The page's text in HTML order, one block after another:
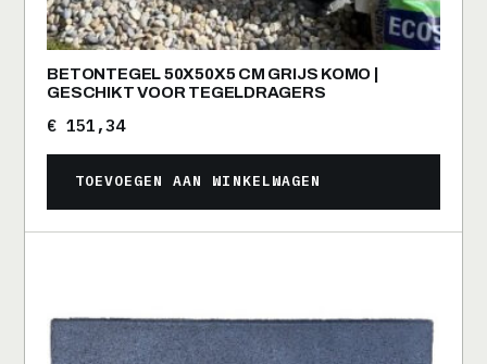
BETONTEGEL 50X50X5 CM GRIJS KOMO |
GESCHIKT VOOR TEGELDRAGERS
€ 151,34
TOEVOEGEN AAN WINKELWAGEN